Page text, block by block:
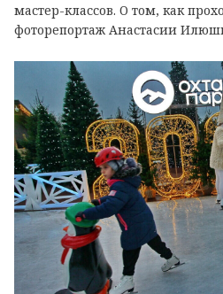
мастер-классов. О том, как
фоторепортаж Анастасии